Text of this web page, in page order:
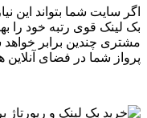
اگر سایت شما بتواند این
بک لینک قوی رتبه خود را
مشتری چندین برابر
پرواز شما در فضای آنلاین